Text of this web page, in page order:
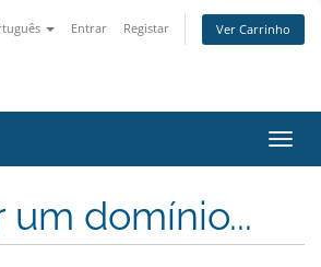
Entrar Registar Ver Carrinho
um domínio...